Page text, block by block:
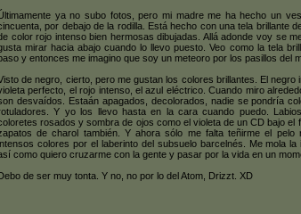
ya no subo fotos, pero mi madre me ha hecho un
por debajo de la rodilla. Está hecho con una tela brillante
color rojo intenso bien hermosas dibujadas. Allá adonde voy se
mirar hacia abajo cuando lo llevo puesto. Veo como la tela
y entonces me imagino que soy un meteoro por los pasillos del
de negro, cierto, pero me gustan los colores brillantes. El negro
perfecto, el rojo intenso, el azul eléctrico. Cuando miro
desvaídos. Estaán apagados, decolorados, nadie se pondría
Y yo los llevo hasta en la cara cuando puedo.
rosados y sombra de ojos como el violeta de un CD bajo el
de charol también. Y ahora sólo me falta teñirme el
colores por el laberinto del subsuelo barcelnés. Me mola
como quiero cruzarme con la gente y pasar por la vida en un
de ser muy tonta. Y no, no por lo del Atom, Drizzt. XD